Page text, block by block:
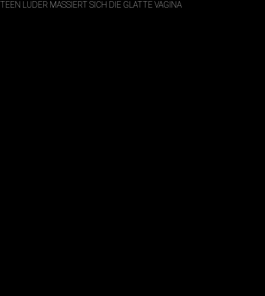
TEEN LUDER MASSIERT SICH DIE GLATTE VAGINA